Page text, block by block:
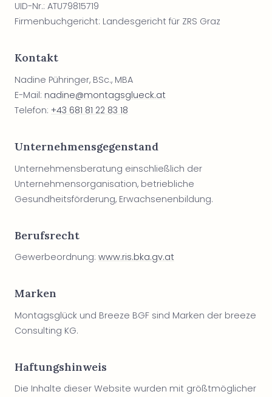
UID-Nr.: ATU79815719
Firmenbuchgericht: Landesgericht für ZRS Graz
Kontakt
Nadine Pühringer, BSc., MBA
E-Mail: nadine@montagsglueck.at
Telefon: +43 681 81 22 83 18
Unternehmensgegenstand
Unternehmensberatung einschließlich der
Unternehmensorganisation, betriebliche
Gesundheitsförderung, Erwachsenenbildung.
Berufsrecht
Gewerbeordnung: www.ris.bka.gv.at
Marken
Montagsglück und Breeze BGF sind Marken der breeze
Consulting KG.
Haftungshinweis
Die Inhalte dieser Website wurden mit größtmöglicher